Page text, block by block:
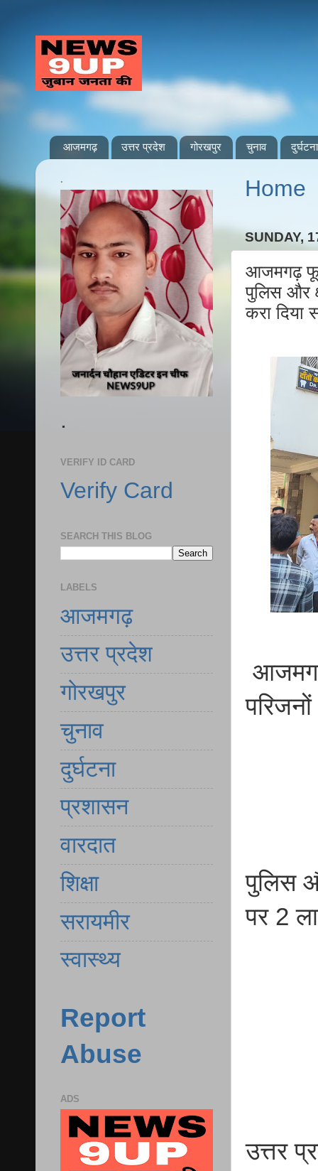
आजमगढ़ उत्तर प्रदेश गोरखपुर चुनाव दुर्घटना
Home
SUNDAY,
आजमगढ़
पुलिस और
करा दिया
पुलिस
पर 2
उत्तर
.
.
VERIFY ID CARD
Verify Card
SEARCH THIS BLOG
LABELS
आजमगढ़
उत्तर प्रदेश
गोरखपुर
चुनाव
दुर्घटना
प्रशासन
वारदात
शिक्षा
सरायमीर
स्वास्थ्य
Report
Abuse
ADS